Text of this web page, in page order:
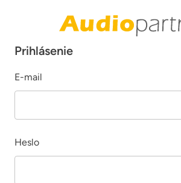
Prihlásenie
E-mail
Heslo